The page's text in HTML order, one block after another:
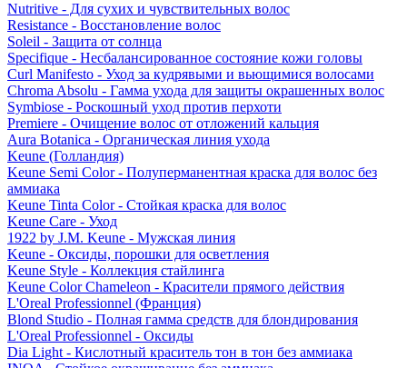
Nutritive - Для сухих и чувствительных волос
Resistance - Восстановление волос
Soleil - Защита от солнца
Specifique - Несбалансированное состояние кожи головы
Curl Manifesto - Уход за кудрявыми и вьющимися волосами
Chroma Absolu - Гамма ухода для защиты окрашенных волос
Symbiose - Роскошный уход против перхоти
Premiere - Очищение волос от отложений кальция
Aura Botanica - Органическая линия ухода
Keune (Голландия)
Keune Semi Color - Полуперманентная краска для волос без
аммиака
Keune Tinta Color - Стойкая краска для волос
Keune Care - Уход
1922 by J.M. Keune - Мужская линия
Keune - Оксиды, порошки для осветления
Keune Style - Коллекция стайлинга
Keune Color Chameleon - Красители прямого действия
L'Oreal Professionnel (Франция)
Blond Studio - Полная гамма средств для блондирования
L'Oreal Professionnel - Оксиды
Dia Light - Кислотный краситель тон в тон без аммиака